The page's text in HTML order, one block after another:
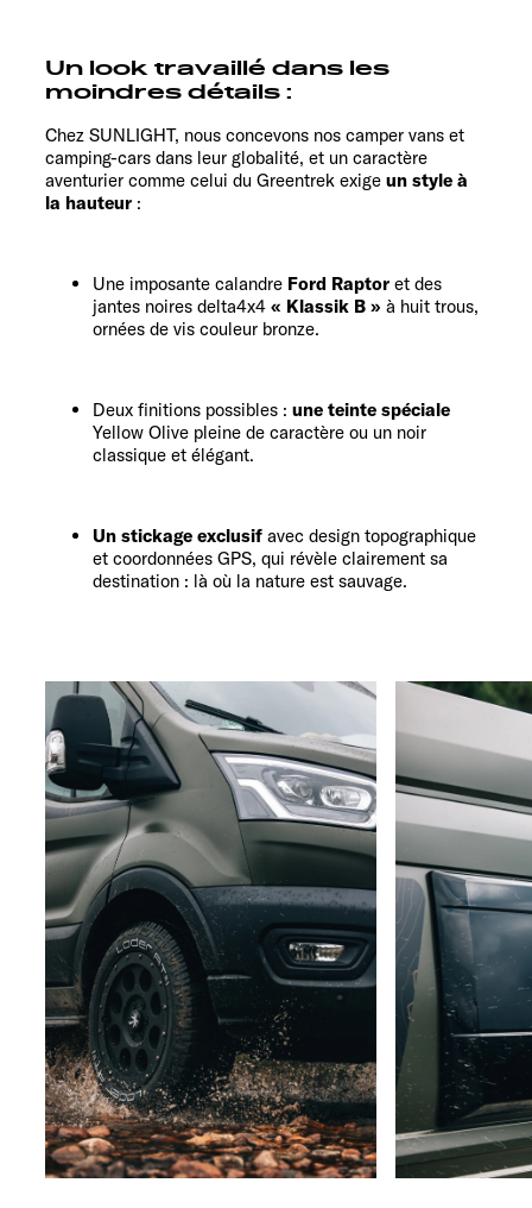
Un look travaillé dans les
moindres détails :
Chez SUNLIGHT, nous concevons nos camper vans et
camping-cars dans leur globalité, et un caractère
aventurier comme celui du Greentrek exige un style à
la hauteur :
Une imposante calandre Ford Raptor et des
jantes noires delta4x4 « Klassik B » à huit trous,
ornées de vis couleur bronze.
Deux finitions possibles : une teinte spéciale
Yellow Olive pleine de caractère ou un noir
classique et élégant.
Un stickage exclusif avec design topographique
et coordonnées GPS, qui révèle clairement sa
destination : là où la nature est sauvage.